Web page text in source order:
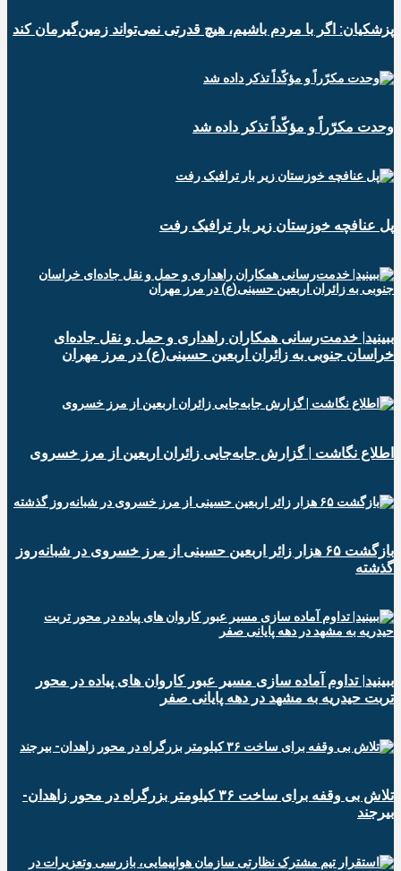
پزشکیان: اگر با مردم باشیم، هیچ قدرتی نمی‌تواند زمین‌گیرمان کند
وحدت مکرّراً و مؤکّداً تذکر داده شد
پل عنافچه خوزستان زیر بار ترافیک رفت
ببینید| خدمت‌رسانی همکاران راهداری و حمل و نقل جاده‌ای
خراسان جنوبی به زائران اربعین حسینی(ع) در مرز مهران
️اطلاع نگاشت | گزارش جابه‌جایی زائران اربعین از مرز خسروی
️بازگشت ۶۵ هزار زائر اربعین حسینی از مرز خسروی در شبانه‌روز
گذشته
ببینید| تداوم آماده سازی مسیر عبور کاروان های پیاده در محور
تربت حیدریه به مشهد در دهه پایانی صفر
تلاش بی وقفه برای ساخت ۳۶ کیلومتر بزرگراه در محور زاهدان-
بیرجند